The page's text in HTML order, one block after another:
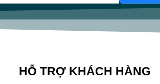
HỖ TRỢ KHÁCH HÀNG